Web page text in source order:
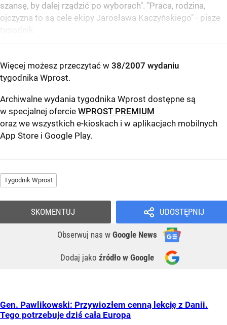
szansę, by dalej rządzić po wyborach". "Praca, rodzina,
ojczyzna to są cele ekipy Jarosława Kaczyńskiego" - pisze
tygodnik.
Więcej możesz przeczytać w 38/2007 wydaniu
tygodnika Wprost.
Archiwalne wydania tygodnika Wprost dostępne są
w specjalnej ofercie WPROST PREMIUM
oraz we wszystkich e-kioskach i w aplikacjach mobilnych
App Store i Google Play.
Tygodnik Wprost
UDOSTĘPNIJ
Obserwuj nas w Google News
Dodaj jako źródło w Google
SKOMENTUJ
Gen. Pawlikowski: Przywiozłem cenną lekcję z Danii.
Tego potrzebuje dziś cała Europa